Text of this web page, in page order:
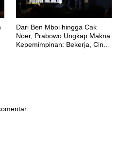
Dari Ben Mboi hingga Cak
Noer, Prabowo Ungkap Makna
Kepemimpinan: Bekerja, Cintai